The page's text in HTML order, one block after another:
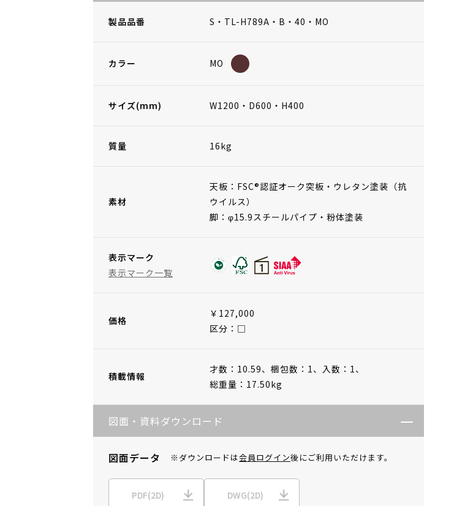
製品品番 S・TL-H789A・B・40・MO
カラー MO
サイズ(mm) W1200・D600・H400
質量 16kg
素材
天板：FSC®認証オーク突板・ウレタン塗装（抗
ウイルス）
脚：φ15.9スチールパイプ・粉体塗装
表示マーク
表示マーク一覧
価格
￥127,000
区分：□
積載情報
才数：10.59、 梱包数：1、 入数：1、
総重量：17.50kg
図面・資料ダウンロード
図面データ ※ダウンロードは会員ログイン後にご利用いただけます。
PDF(2D) DWG(2D)